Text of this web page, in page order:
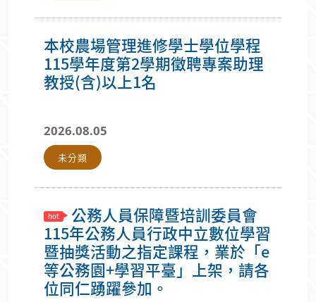
本校農場管理進修學士學位學程
115學年度第2學期徵聘專案助理
教授(含)以上1名
2026.08.05
未分類
公務人員保障暨培訓委員會
115年公務人員行政中立數位學習
暨抽獎活動之指定課程，業於「e
等公務園+學習平臺」上架，請各
位同仁踴躍參加。